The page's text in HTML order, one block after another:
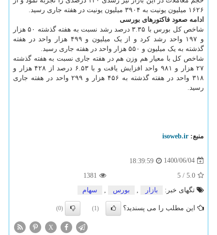
۱۶۲۶ میلیون یونیت به ۳۹۰۴ میلیون یونیت در هفته جاری رسید.
ادامه صعود فاکتورهای بورسی
شاخص کل بورس با ۳.۳۵ درصد رشد نسبت به هفته گذشته ۵۰ هزار
و ۱۹۷ واحد رشد کرد و از یک میلیون و ۴۹۹ هزار واحد در هفته
گذشته به یک میلیون و ۵۵۰ هزار واحد در هفته جاری رسید.
شاخص کل با معیار هم وزن هم در هفته جاری نسبت به هفته گذشته
۲۷ هزار و ۹۸۱ واحد افزایش یافت و با ۶.۵۳ درصد از ۴۲۸ هزار و
۳۱۸ واحد در هفته گذشته به ۴۵۶ هزار و ۲۹۹ واحد در هفته جاری
رسید.
منبع: isoweb.ir
1400/06/04
18:39:59
5.0
/
5
1381
تگهای خبر:
بازار بورس سهام
این مطلب را می پسندید؟ (1)
(0)
X